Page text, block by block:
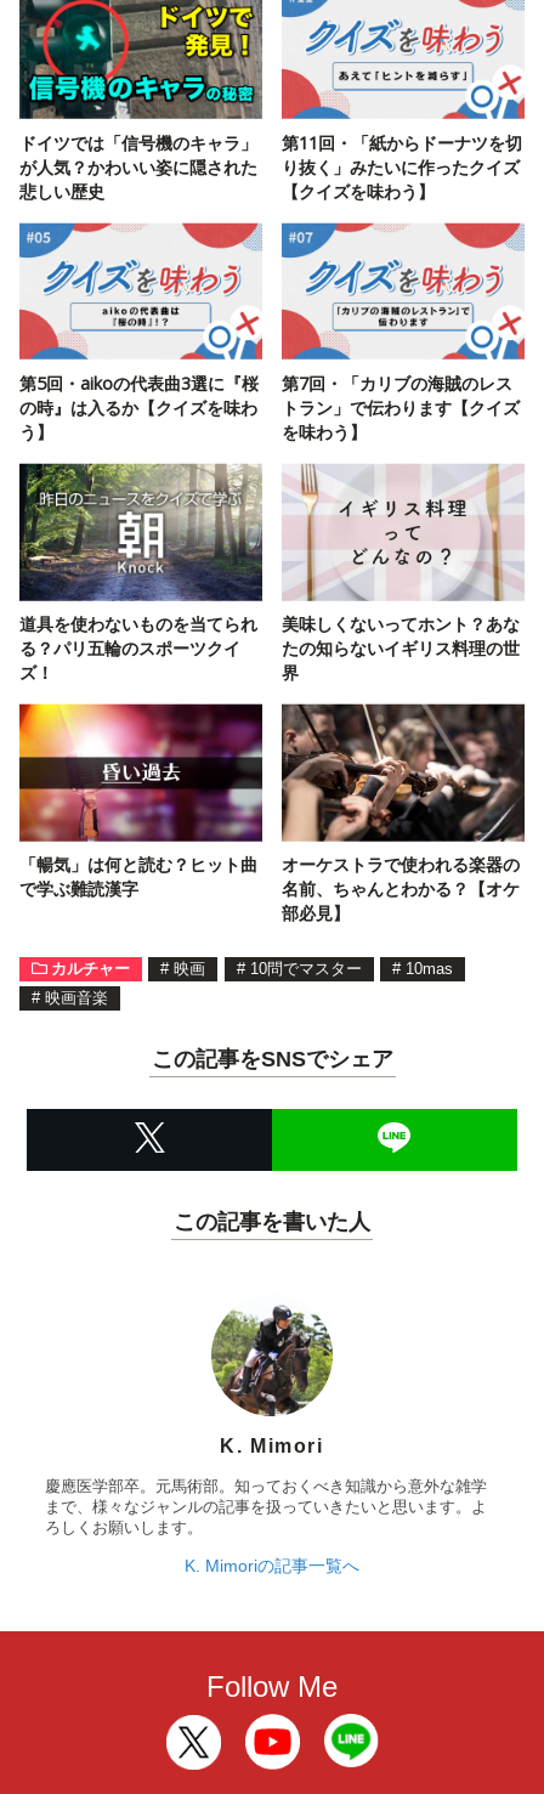
ドイツでは「信号機のキャラ」
が人気？かわいい姿に隠された
悲しい歴史
第11回・「紙からドーナツを切
り抜く」みたいに作ったクイズ
【クイズを味わう】
第5回・aikoの代表曲3選に『桜
の時』は入るか【クイズを味わ
う】
第7回・「カリブの海賊のレス
トラン」で伝わります【クイズ
を味わう】
道具を使わないものを当てられ
る？パリ五輪のスポーツクイ
ズ！
美味しくないってホント？あな
たの知らないイギリス料理の世
界
「暢気」は何と読む？ヒット曲
で学ぶ難読漢字
オーケストラで使われる楽器の
名前、ちゃんとわかる？【オケ
部必見】
カルチャー # 映画 # 10問でマスター # 10mas
# 映画音楽
この記事をSNSでシェア
この記事を書いた人
K. Mimori
慶應医学部卒。元馬術部。知っておくべき知識から意外な雑学
まで、様々なジャンルの記事を扱っていきたいと思います。よ
ろしくお願いします。
K. Mimoriの記事一覧へ
Follow Me